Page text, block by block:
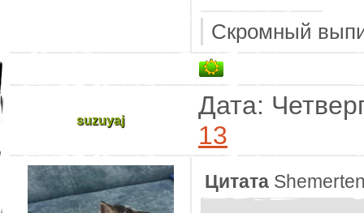
Скромный
suzuyaj
Дата:
13
Цитата